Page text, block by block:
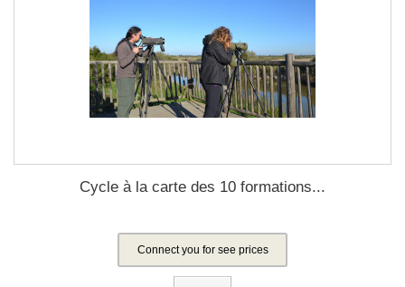
Cycle à la carte des 10 formations...
Connect you for see prices